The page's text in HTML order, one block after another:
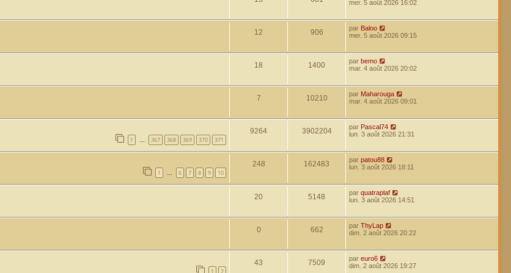
mer. 5 août 2026 16:02
12 906 par Baloo
mer. 5 août 2026 09:15
18 1400 par bemo
mar. 4 août 2026 20:02
7 10210 par Maharouga
mar. 4 août 2026 09:01
1 … 367 368 369 370 371
9264 3902204 par Pascal74
lun. 3 août 2026 21:31
1 … 6 7 8 9 10
248 162483 par patou88
lun. 3 août 2026 18:11
20 5148 par quatraplaf
lun. 3 août 2026 14:51
0 662 par ThyLap
dim. 2 août 2026 20:22
1 2
43 7509 par euro6
dim. 2 août 2026 19:27